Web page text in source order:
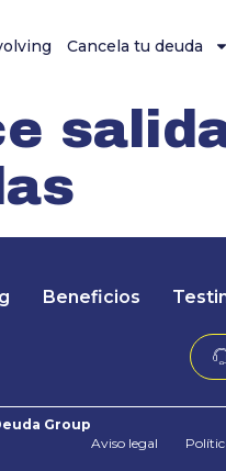
Cancela tu deuda
Beneficios
Aviso legal
Group